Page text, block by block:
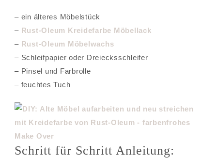
– ein älteres Möbelstück
– Rust-Oleum Kreidefarbe Möbellack
– Rust-Oleum Möbelwachs
– Schleifpapier oder Dreiecksschleifer
– Pinsel und Farbrolle
– feuchtes Tuch
Schritt für Schritt Anleitung: